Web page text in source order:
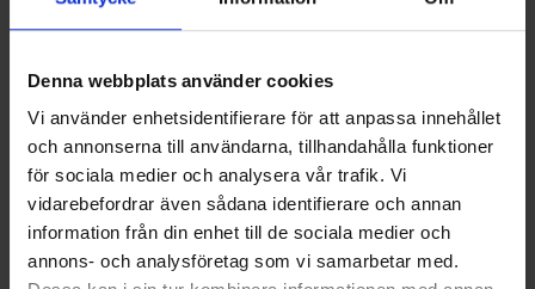
Denna webbplats använder cookies
Vi använder enhetsidentifierare för att anpassa innehållet
och annonserna till användarna, tillhandahålla funktioner
för sociala medier och analysera vår trafik. Vi
vidarebefordrar även sådana identifierare och annan
information från din enhet till de sociala medier och
annons- och analysföretag som vi samarbetar med.
Nyheter
HÅLLBARHET
LANDSKRONA
NYA UPPDRAG